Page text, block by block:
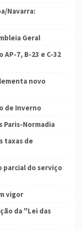
Navarra:
Geral
AP-7, B-23 e C-32
novo
de Inverno
Normadia
taxas de
parcial do serviço
vigor
da "Lei das